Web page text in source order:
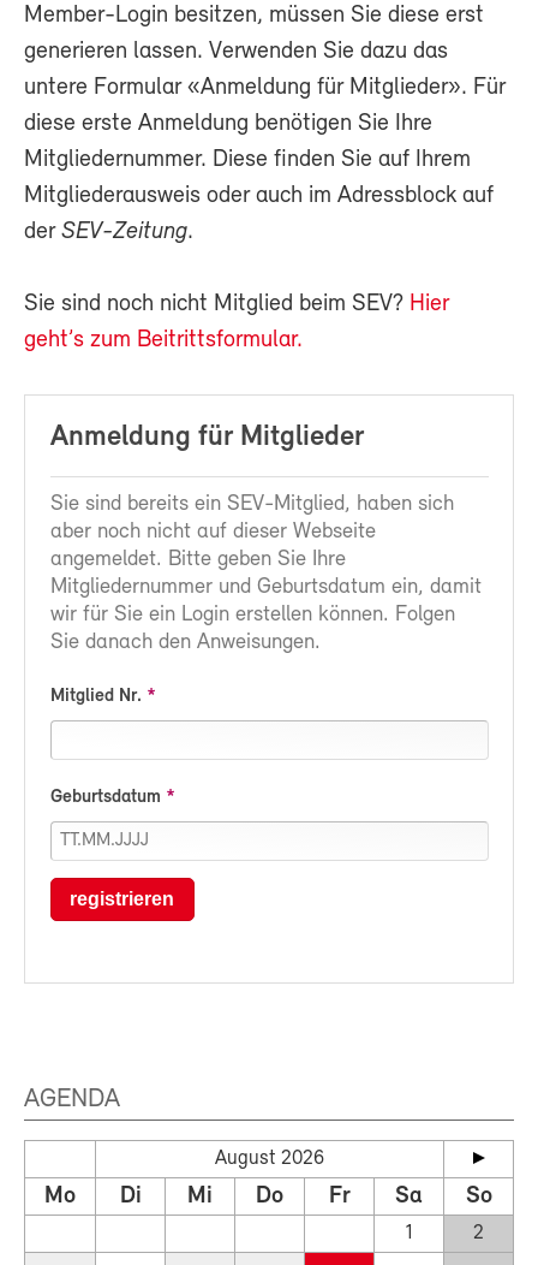
Member-Login besitzen, müssen Sie diese erst
generieren lassen. Verwenden Sie dazu das
untere Formular «Anmeldung für Mitglieder». Für
diese erste Anmeldung benötigen Sie Ihre
Mitgliedernummer. Diese finden Sie auf Ihrem
Mitgliederausweis oder auch im Adressblock auf
der SEV-Zeitung.
Sie sind noch nicht Mitglied beim SEV? Hier
geht’s zum Beitrittsformular.
Anmeldung für Mitglieder
Sie sind bereits ein SEV-Mitglied, haben sich
aber noch nicht auf dieser Webseite
angemeldet. Bitte geben Sie Ihre
Mitgliedernummer und Geburtsdatum ein, damit
wir für Sie ein Login erstellen können. Folgen
Sie danach den Anweisungen.
Mitglied Nr.
Geburtsdatum
registrieren
AGENDA
August 2026
Mo Di Mi Do Fr Sa So
1
2